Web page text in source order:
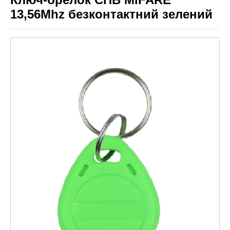
13,56Mhz безконтактний зелений